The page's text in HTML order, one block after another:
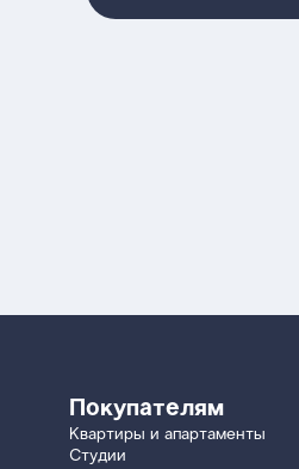
Покупателям
Квартиры и апартаменты
Студии